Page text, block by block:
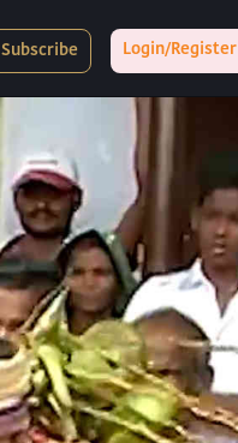
Subscribe Login/Register